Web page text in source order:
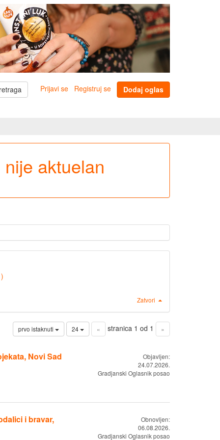
Prijavi se Registruj se Dodaj oglas
aktuelan
Zatvori
prvo istaknuti 24 « stranica 1 od 1 »
Novi Sad
Objavljen:
24.07.2026.
Gradjanski Oglasnik posao
i bravar,
Obnovljen:
06.08.2026.
Gradjanski Oglasnik posao